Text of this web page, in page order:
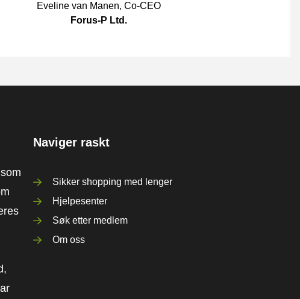
Eveline van Manen, Co-CEO
Forus-P Ltd.
Naviger raskt
Sikker shopping med lenger
Hjelpesenter
Søk etter medlem
Om oss